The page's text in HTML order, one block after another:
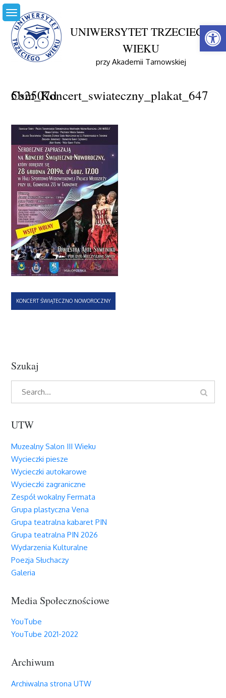
Skip
to
content
UNIWERSYTET TRZECIEGO
WIEKU
przy Akademii Tarnowskiej
Home Aktualności
Koncert Świąteczno Noworoczny
Csm_Koncert_swiateczny_plakat_6475b2507d
Csm_Koncert_swiateczny_plakat_6475b2507d
Nawigacja
KONCERT ŚWIĄTECZNO NOWOROCZNY
Szukaj
Search
UTW
Muzealny Salon III Wieku
Wycieczki piesze
Wycieczki autokarowe
Wycieczki zagraniczne
Zespół wokalny Fermata
Grupa plastyczna Vena
Grupa teatralna kabaret PIN
Grupa teatralna PIN 2026
Wydarzenia Kulturalne
Poezja Słuchaczy
Galeria
Media Społecznościowe
YouTube
YouTube 2021-2022
Archiwum
Archiwalna strona UTW